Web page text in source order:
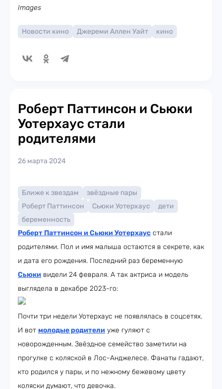
Images
Новости кино Джереми Аллен Уайт кино
Роберт Паттинсон и Сьюки
Уотерхаус стали
родителями
26 марта 2024
Ближе к звездам
звёздные пары
Роберт Паттинсон
Сьюки Уотерхаус
дети
беременность
Роберт Паттинсон и Сьюки Уотерхаус стали
родителями. Пол и имя малыша остаются в секрете, как
и дата его рождения. Последний раз беременную
Сьюки видели 24 февраля. А так актриса и модель
выглядела в декабре 2023-го:
Почти три недели Уотерхаус не появлялась в соцсетях.
И вот молодые родители уже гуляют с
новорожденным. Звёздное семейство заметили на
прогулке с коляской в Лос-Анджелесе. Фанаты гадают,
кто родился у пары, и по нежному бежевому цвету
коляски думают, что девочка.